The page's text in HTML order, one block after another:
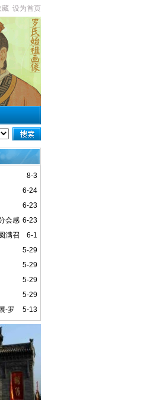
藏 设为首页
8-3
6-24
6-23
6-23
会感
6-1
满召
5-29
5-29
5-29
5-29
5-13
-罗